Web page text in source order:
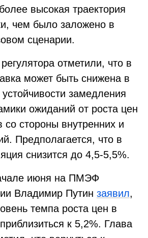
высокая траектория
чем было заложено в
сценарии.
отметили, что в
может быть снижена в
замедления
ожиданий от роста цен
со стороны внутренних и
Предполагается, что в
снизится до 4,5-5,5%.
июня на ПМЭФ
Владимир Путин заявил,
темпа роста цен в
к 5,2%. Глава